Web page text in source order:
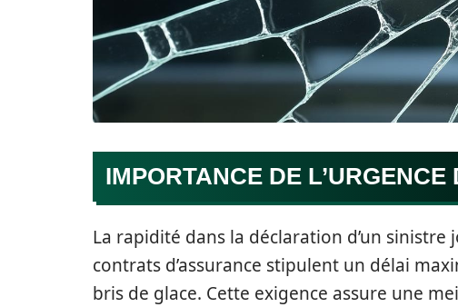
IMPORTANCE DE
La rapidité dans la déclaration d’un
contrats d’assurance stipulent un délai
bris de glace. Cette exigence assure une